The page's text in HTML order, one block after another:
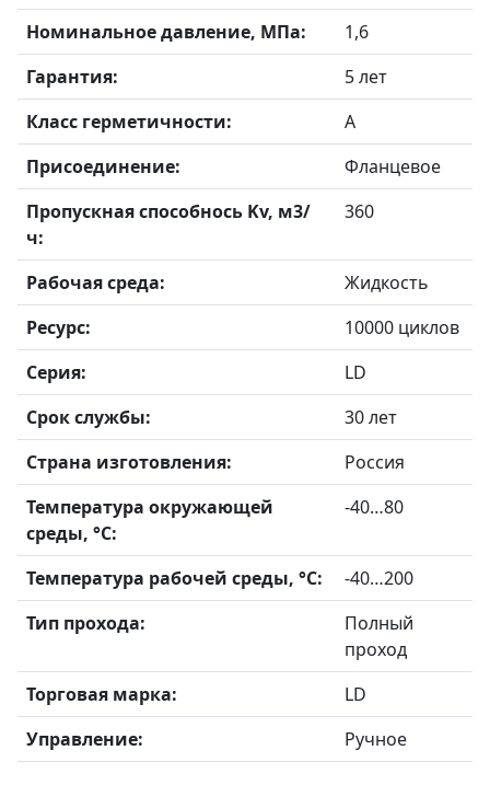
Номинальное давление, МПа:
1,6
Гарантия:
5 лет
Класс герметичности:
А
Присоединение:
Фланцевое
Пропускная способнось Kv, м3/
ч:
360
Рабочая среда:
Жидкость
Ресурс:
10000 циклов
Серия:
LD
Срок службы:
30 лет
Страна изготовления:
Россия
Температура окружающей
среды, °С:
-40…80
Температура рабочей среды, °С:
-40…200
Тип прохода:
Полный
проход
Торговая марка:
LD
Управление:
Ручное